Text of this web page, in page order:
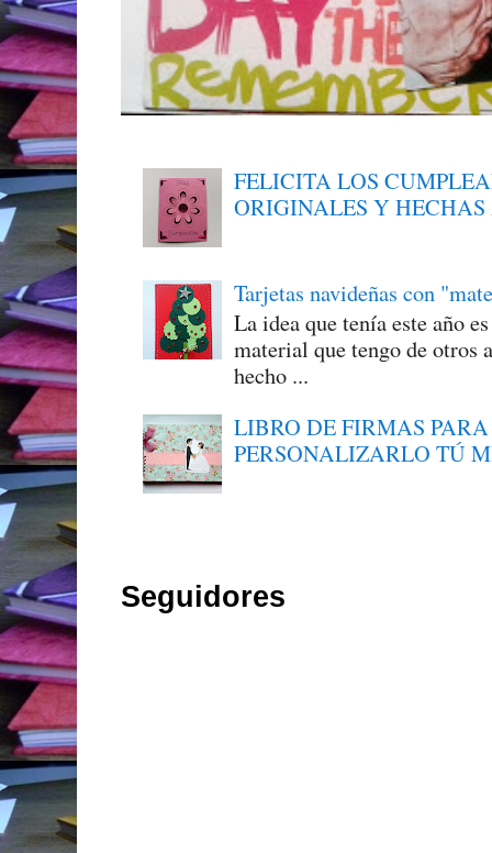
FELICITA LOS
ORIGINALES Y
Tarjetas navideñas con
La idea que tenía este año
material que tengo de otros
hecho ...
LIBRO DE FIRMAS
PERSONALIZARLO TÚ
Seguidores